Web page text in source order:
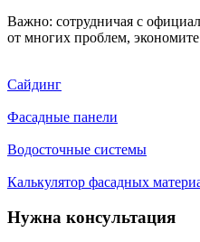
Важно: сотрудничая с
от многих проблем,
Сайдинг
Фасадные панели
Водосточные системы
Калькулятор фасадных
Нужна консультация